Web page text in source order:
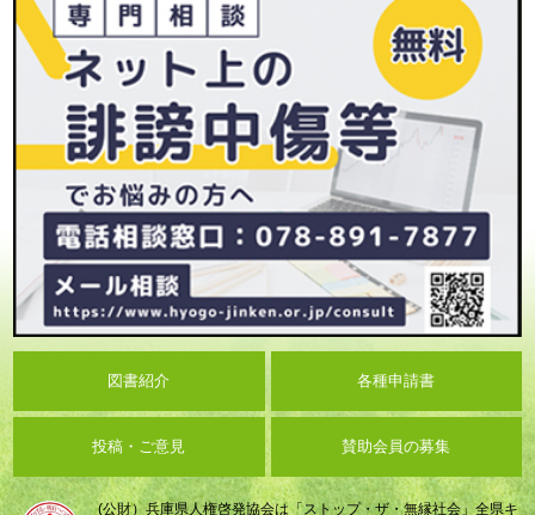
図書紹介 各種申請書
投稿・ご意見 賛助会員の募集
(公財）兵庫県人権啓発協会は「ストップ・ザ・無縁社会」全県キ